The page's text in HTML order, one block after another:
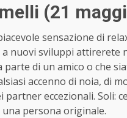
(21
sensazione di
nuovi sviluppi
di un amico o che
accenno di noia, di
partner eccezionali. Soli:
persona originale.